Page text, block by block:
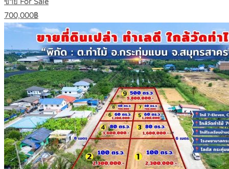
700,000฿